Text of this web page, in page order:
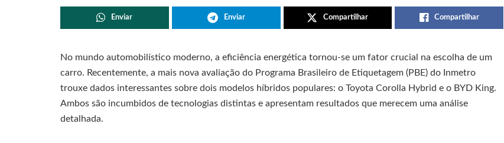
Enviar Enviar Compartilhar Compartilhar
No mundo automobilístico moderno, a eficiência energética tornou-se um fator crucial na escolha de um
carro. Recentemente, a mais nova avaliação do Programa Brasileiro de Etiquetagem (PBE) do Inmetro
trouxe dados interessantes sobre dois modelos híbridos populares: o Toyota Corolla Hybrid e o BYD King.
Ambos são incumbidos de tecnologias distintas e apresentam resultados que merecem uma análise
detalhada.